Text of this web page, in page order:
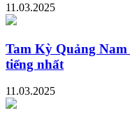
11.03.2025
Tam Kỳ Quảng
tiếng nhất
11.03.2025